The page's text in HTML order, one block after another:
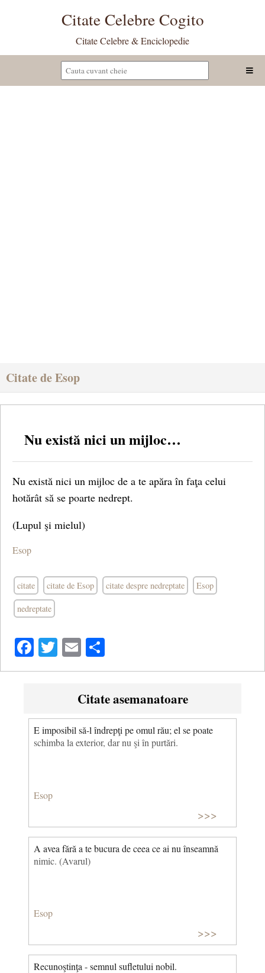
Citate Celebre Cogito
Citate Celebre & Enciclopedie
Citate de Esop
Nu există nici un mijloc…
Nu există nici un mijloc de a te apăra în faţa celui
hotărât să se poarte nedrept.
(Lupul şi mielul)
Esop
citate citate de Esop citate despre nedreptate Esop
nedreptate
Facebook
Twitter
Email
Citate asemanatoare
E imposibil să-l îndrepţi pe omul rău; el se poate
schimba la exterior, dar nu şi în purtări.
Esop
>>>
A avea fără a te bucura de ceea ce ai nu înseamnă
nimic. (Avarul)
Esop
>>>
Recunoştinţa - semnul sufletului nobil.